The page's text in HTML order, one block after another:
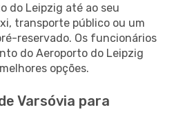
do Leipzig até ao seu
transporte público ou um
reservado. Os funcionários
do Aeroporto do Leipzig
opções.
Varsóvia para